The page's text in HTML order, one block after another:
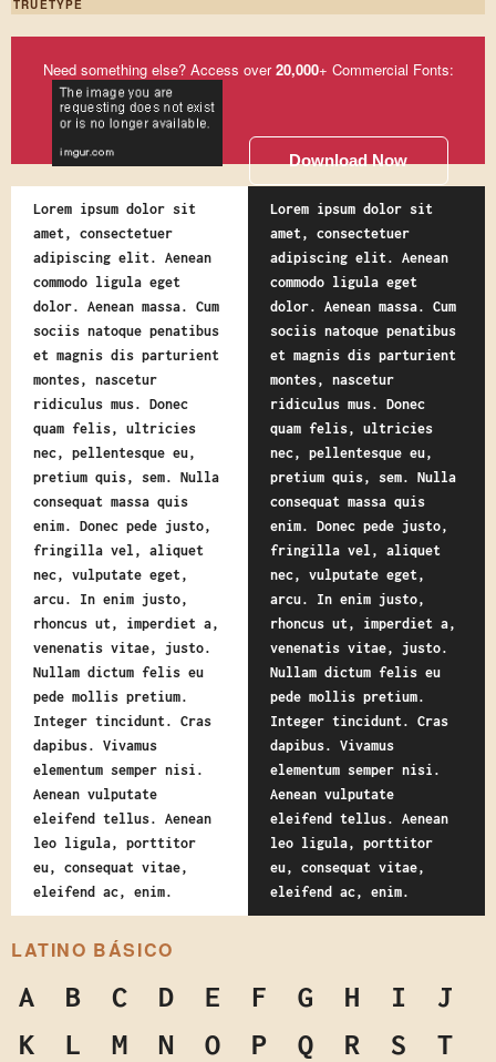
TRUETYPE
Need something else? Access over20,000+ Commercial Fonts:
Download Now
Lorem ipsum dolor sit
amet, consectetuer
adipiscing elit. Aenean
commodo ligula eget
dolor. Aenean massa. Cum
sociis natoque penatibus
et magnis dis parturient
montes, nascetur
ridiculus mus. Donec
quam felis, ultricies
nec, pellentesque eu,
pretium quis, sem. Nulla
consequat massa quis
enim. Donec pede justo,
fringilla vel, aliquet
nec, vulputate eget,
arcu. In enim justo,
rhoncus ut, imperdiet a,
venenatis vitae, justo.
Nullam dictum felis eu
pede mollis pretium.
Integer tincidunt. Cras
dapibus. Vivamus
elementum semper nisi.
Aenean vulputate
eleifend tellus. Aenean
leo ligula, porttitor
eu, consequat vitae,
eleifend ac, enim.
Lorem ipsum dolor sit
amet, consectetuer
adipiscing elit. Aenean
commodo ligula eget
dolor. Aenean massa. Cum
sociis natoque penatibus
et magnis dis parturient
montes, nascetur
ridiculus mus. Donec
quam felis, ultricies
nec, pellentesque eu,
pretium quis, sem. Nulla
consequat massa quis
enim. Donec pede justo,
fringilla vel, aliquet
nec, vulputate eget,
arcu. In enim justo,
rhoncus ut, imperdiet a,
venenatis vitae, justo.
Nullam dictum felis eu
pede mollis pretium.
Integer tincidunt. Cras
dapibus. Vivamus
elementum semper nisi.
Aenean vulputate
eleifend tellus. Aenean
leo ligula, porttitor
eu, consequat vitae,
eleifend ac, enim.
LATINO BÁSICO
A B C D E F G H I
J
K
L M N O P Q R S
T